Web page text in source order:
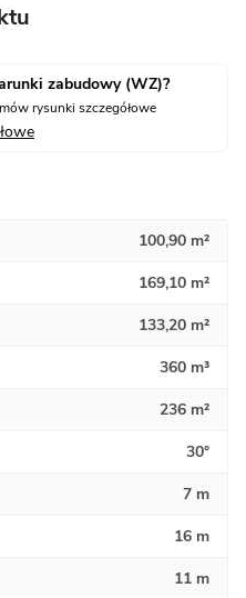
zabudowy (WZ)?
rysunki szczegółowe
100,90 m²
169,10 m²
133,20 m²
360 m³
236 m²
30°
7 m
16 m
11 m